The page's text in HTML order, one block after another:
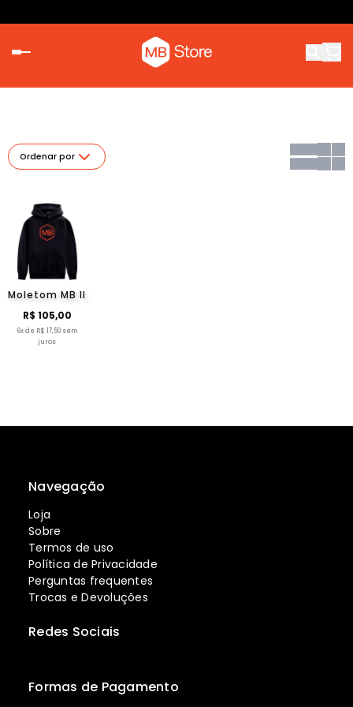
Ordenar por
Moletom MB II
R$ 105,00
6x de R$ 17,50 sem
juros
Navegação
Loja
Sobre
Termos de uso
Política de Privacidade
Perguntas frequentes
Trocas e Devoluções
Formas de Pagamento
Redes Sociais